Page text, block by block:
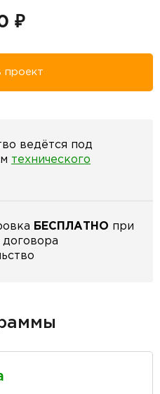
₽
проект
ведётся под
технического
БЕСПЛАТНО при